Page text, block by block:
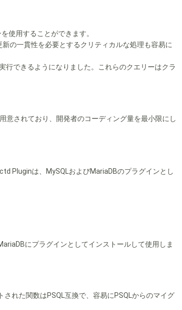
使用することができます。
の一貫性を必要とするクリティカルな処理も容易に
行できるようになりました。これらのクエリーはクラ
意されており、開発者のコーディング量を最小限にし
Pluginは、MySQLおよびMariaDBのプラグインとし
にプラグインとしてインストールして使用しま
れた関数はPSQL互換で、容易にPSQLからのマイグ